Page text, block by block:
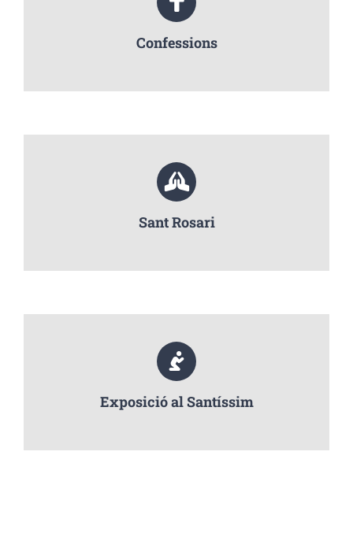
Confessions
Sant Rosari
Exposició al Santíssim